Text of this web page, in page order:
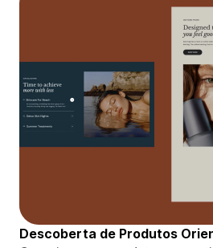
Descoberta de Produtos